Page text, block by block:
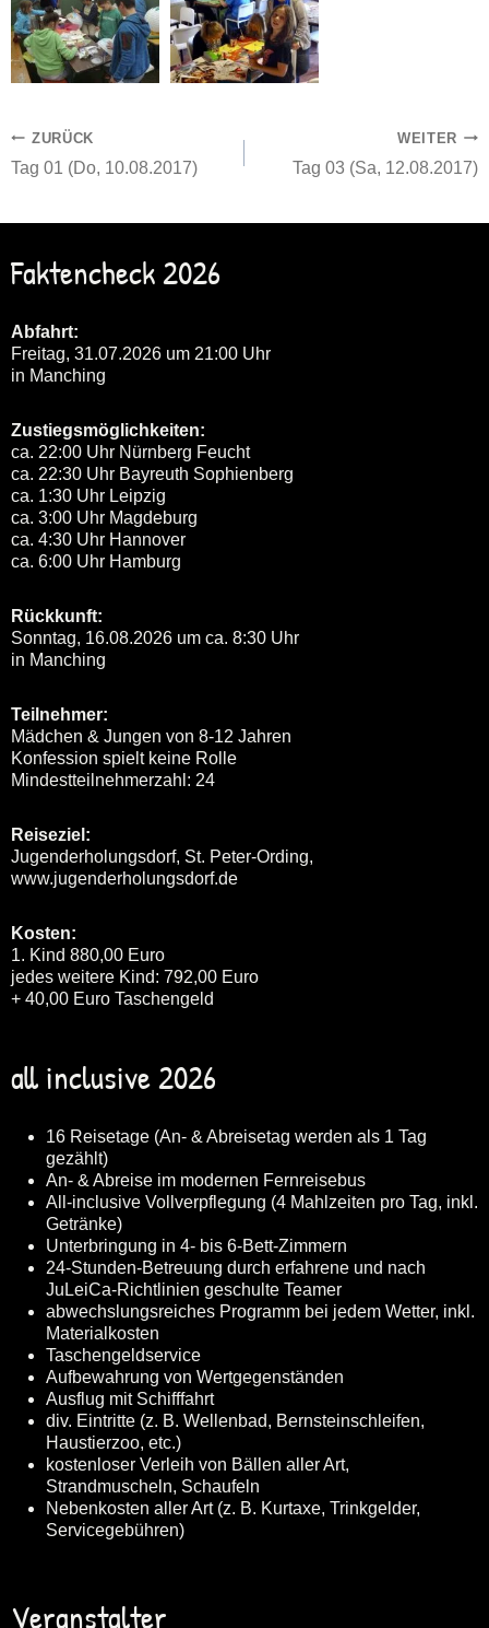
Beitragsnavigation
ZURÜCK
Tag 01 (Do, 10.08.2017)
WEITER
Tag 03 (Sa, 12.08.2017)
Faktencheck 2026
Abfahrt:
Freitag, 31.07.2026 um 21:00 Uhr
in Manching
Zustiegsmöglichkeiten:
ca. 22:00 Uhr Nürnberg Feucht
ca. 22:30 Uhr Bayreuth Sophienberg
ca. 1:30 Uhr Leipzig
ca. 3:00 Uhr Magdeburg
ca. 4:30 Uhr Hannover
ca. 6:00 Uhr Hamburg
Rückkunft:
Sonntag, 16.08.2026 um ca. 8:30 Uhr
in Manching
Teilnehmer:
Mädchen & Jungen von 8-12 Jahren
Konfession spielt keine Rolle
Mindestteilnehmerzahl: 24
Reiseziel:
Jugenderholungsdorf, St. Peter-Ording,
www.jugenderholungsdorf.de
Kosten:
1. Kind 880,00 Euro
jedes weitere Kind: 792,00 Euro
+ 40,00 Euro Taschengeld
all inclusive 2026
16 Reisetage (An- & Abreisetag werden als 1 Tag
gezählt)
An- & Abreise im modernen Fernreisebus
All-inclusive Vollverpflegung (4 Mahlzeiten pro Tag, inkl.
Getränke)
Unterbringung in 4- bis 6-Bett-Zimmern
24-Stunden-Betreuung durch erfahrene und nach
JuLeiCa-Richtlinien geschulte Teamer
abwechslungsreiches Programm bei jedem Wetter, inkl.
Materialkosten
Taschengeldservice
Aufbewahrung von Wertgegenständen
Ausflug mit Schifffahrt
div. Eintritte (z. B. Wellenbad, Bernsteinschleifen,
Haustierzoo, etc.)
kostenloser Verleih von Bällen aller Art,
Strandmuscheln, Schaufeln
Nebenkosten aller Art (z. B. Kurtaxe, Trinkgelder,
Servicegebühren)
Veranstalter